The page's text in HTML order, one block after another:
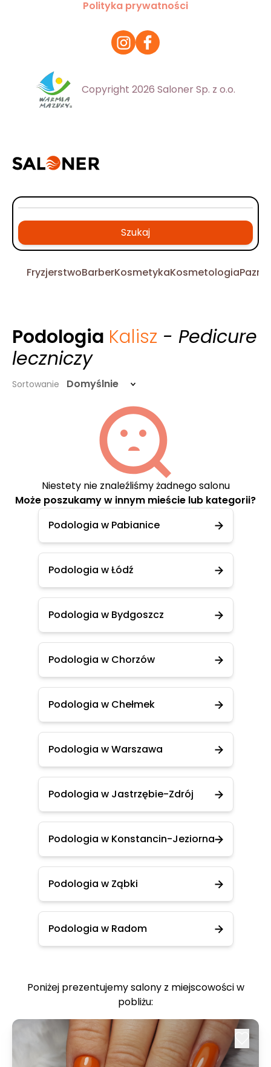
Polityka prywatności
Copyright 2026 Saloner Sp. z o.o.
Szukaj
FryzjerstwoBarberKosmetykaKosmetologia
Podologia Kalisz - Pedicure
leczniczy
Sortowanie Domyślnie
Niestety nie znaleźliśmy żadnego salonu
Może poszukamy w innym mieście lub kategorii?
Podologia w Pabianice
Podologia w Łódź
Podologia w Bydgoszcz
Podologia w Chorzów
Podologia w Chełmek
Podologia w Warszawa
Podologia w Jastrzębie-Zdrój
Podologia w Konstancin-Jeziorna
Podologia w Ząbki
Podologia w Radom
Poniżej prezentujemy salony z miejscowości w
pobliżu: